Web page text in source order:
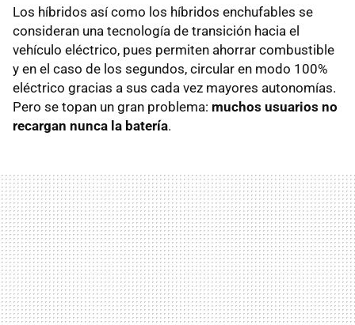
Los híbridos así como los híbridos enchufables se
consideran una tecnología de transición hacia el
vehículo eléctrico, pues permiten ahorrar combustible
y en el caso de los segundos, circular en modo 100%
eléctrico gracias a sus cada vez mayores autonomías.
Pero se topan un gran problema: muchos usuarios no
recargan nunca la batería.